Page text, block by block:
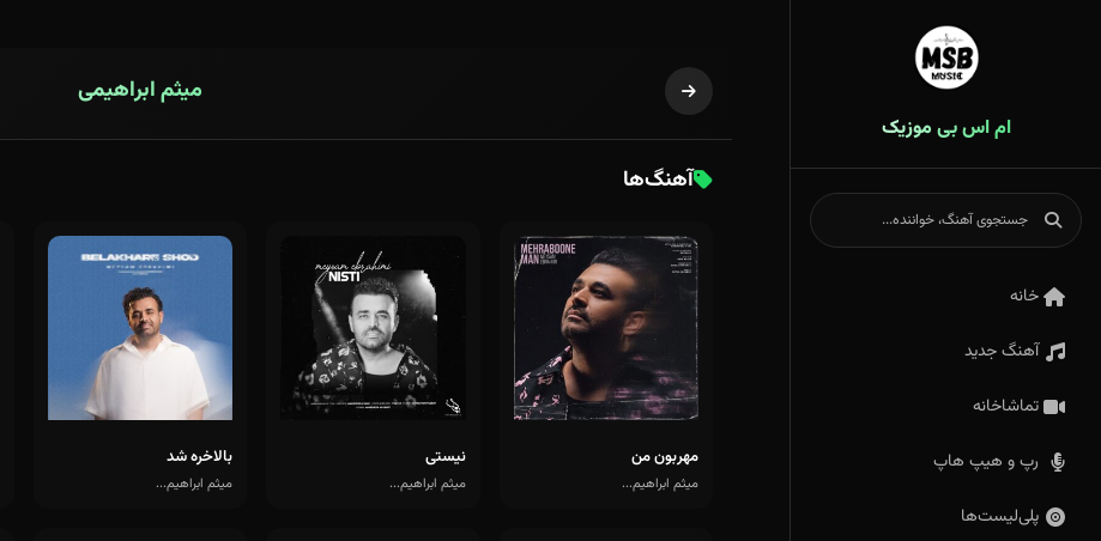
ام اس بی موزیک
خانه
آهنگ جدید
تماشاخانه
رپ و هیپ هاپ
پلی‌لیست‌ها
میثم ابراهیمی
آهنگ‌ها
مهربون من
میثم ابراهیم...
نیستی
میثم ابراهیم...
بالاخره شد
میثم ابراهیم...